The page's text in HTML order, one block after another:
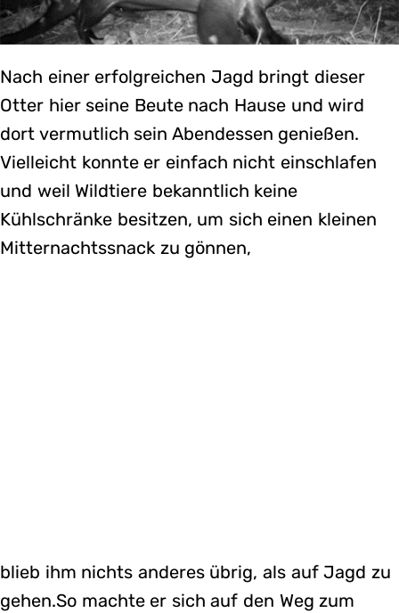
Nach einer erfolgreichen Jagd bringt dieser
Otter hier seine Beute nach Hause und wird
dort vermutlich sein Abendessen genießen.
Vielleicht konnte er einfach nicht einschlafen
und weil Wildtiere bekanntlich keine
Kühlschränke besitzen, um sich einen kleinen
Mitternachtssnack zu gönnen,
blieb ihm nichts anderes übrig, als auf Jagd zu
gehen.So machte er sich auf den Weg zum